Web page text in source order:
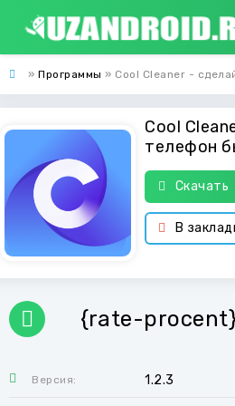
» Программы » Cool Cleaner -
Cool
телефон
Скачать
В
{rate-
Версия: 1.2.3